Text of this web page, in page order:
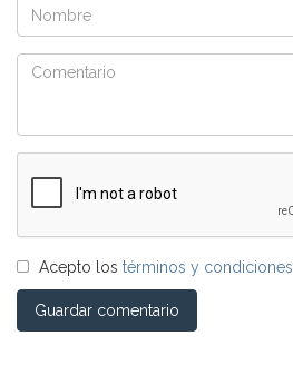
Acepto los términos y condiciones
Guardar comentario